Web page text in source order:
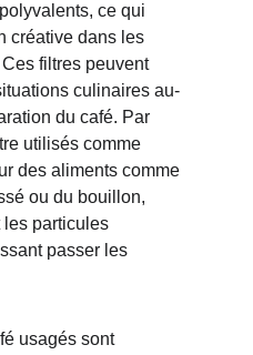
ce qui
créative dans les
filtres peuvent
culinaires au-
du café. Par
utilisés comme
des aliments comme
ou du bouillon,
les particules
passer les
usagés sont